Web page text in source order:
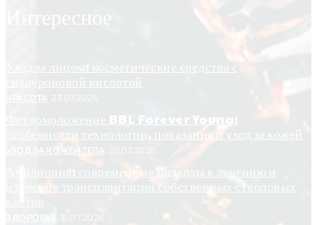
Интересное
Уход за лицом: косметические средства с
гиалуроновой кислотой
КРАСОТА
Фотоомоложение BBL Forever Young:
особенности технологии, показания и уход за кожей
УХОД ЗА КОЖЕЙ ТЕЛА
Амблиопия: современные подходы к лечению и
изучение трансплантации собственных стволовых
клеток
ЗДОРОВЬЕ